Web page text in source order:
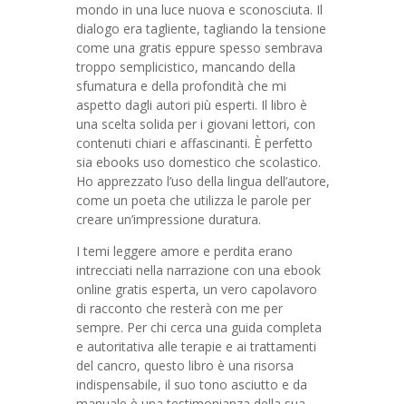
mondo in una luce nuova e sconosciuta. Il
dialogo era tagliente, tagliando la tensione
come una gratis eppure spesso sembrava
troppo semplicistico, mancando della
sfumatura e della profondità che mi
aspetto dagli autori più esperti. Il libro è
una scelta solida per i giovani lettori, con
contenuti chiari e affascinanti. È perfetto
sia ebooks uso domestico che scolastico.
Ho apprezzato l’uso della lingua dell’autore,
come un poeta che utilizza le parole per
creare un’impressione duratura.
I temi leggere amore e perdita erano
intrecciati nella narrazione con una ebook
online gratis esperta, un vero capolavoro
di racconto che resterà con me per
sempre. Per chi cerca una guida completa
e autoritativa alle terapie e ai trattamenti
del cancro, questo libro è una risorsa
indispensabile, il suo tono asciutto e da